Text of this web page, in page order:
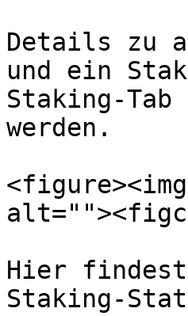
Details zu
und ein
Staking-
werden.
<figure><img
Hier findest
Staking-